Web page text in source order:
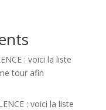
: voici la liste
tour afin
: voici la liste